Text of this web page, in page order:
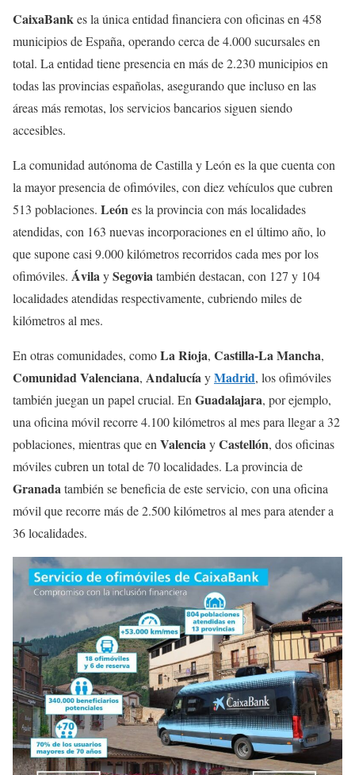
CaixaBankes la única entidad financiera con oficinas en 458
municipios de España, operando cerca de 4.000 sucursales en
total. La entidad tiene presencia en más de 2.230 municipios en
todas las provincias españolas, asegurando que incluso en las
áreas más remotas, los servicios bancarios siguen siendo
accesibles.
La comunidad autónoma de Castilla y León es la que cuenta con
la mayor presencia de ofimóviles, con diez vehículos que cubren
513 poblaciones. Leónes la provincia con más localidades
atendidas, con 163 nuevas incorporaciones en el último año, lo
que supone casi 9.000 kilómetros recorridos cada mes por los
ofimóviles. ÁvilaySegoviatambién destacan, con 127 y 104
localidades atendidas respectivamente, cubriendo miles de
kilómetros al mes.
En otras comunidades, comoLa Rioja, Castilla-La Mancha,
Comunidad Valenciana, AndalucíayMadrid, los ofimóviles
también juegan un papel crucial. En Guadalajara, por ejemplo,
una oficina móvil recorre 4.100 kilómetros al mes para llegar a 32
poblaciones, mientras que en ValenciayCastellón, dos oficinas
móviles cubren un total de 70 localidades. La provincia de
Granadatambién se beneficia de este servicio, con una oficina
móvil que recorre más de 2.500 kilómetros al mes para atender a
36 localidades.